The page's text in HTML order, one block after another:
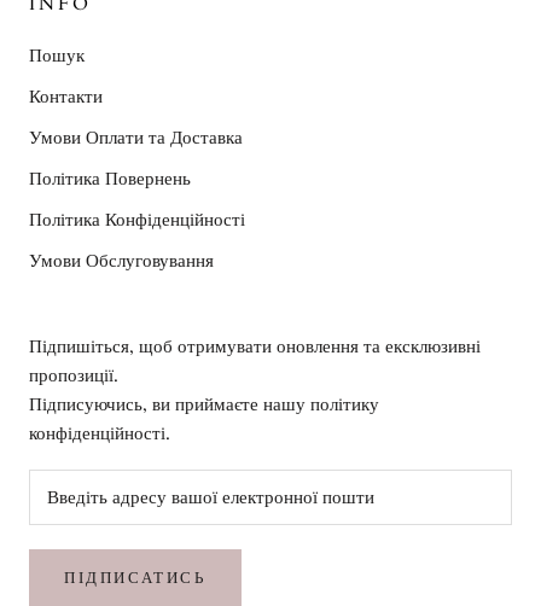
Пошук
Контакти
Умови Оплати та Доставка
Політика Повернень
Політика Конфіденційності
Умови Обслуговування
Підпишіться, щоб отримувати оновлення та ексклюзивні
пропозиції.
Підписуючись, ви приймаєте нашу політику
конфіденційності.
ПІДПИСАТИСЬ